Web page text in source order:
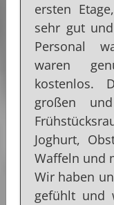
ersten
sehr gut
Personal
waren
kostenlos.
großen
Joghurt,
Waffeln und
Wir haben
gefühlt und